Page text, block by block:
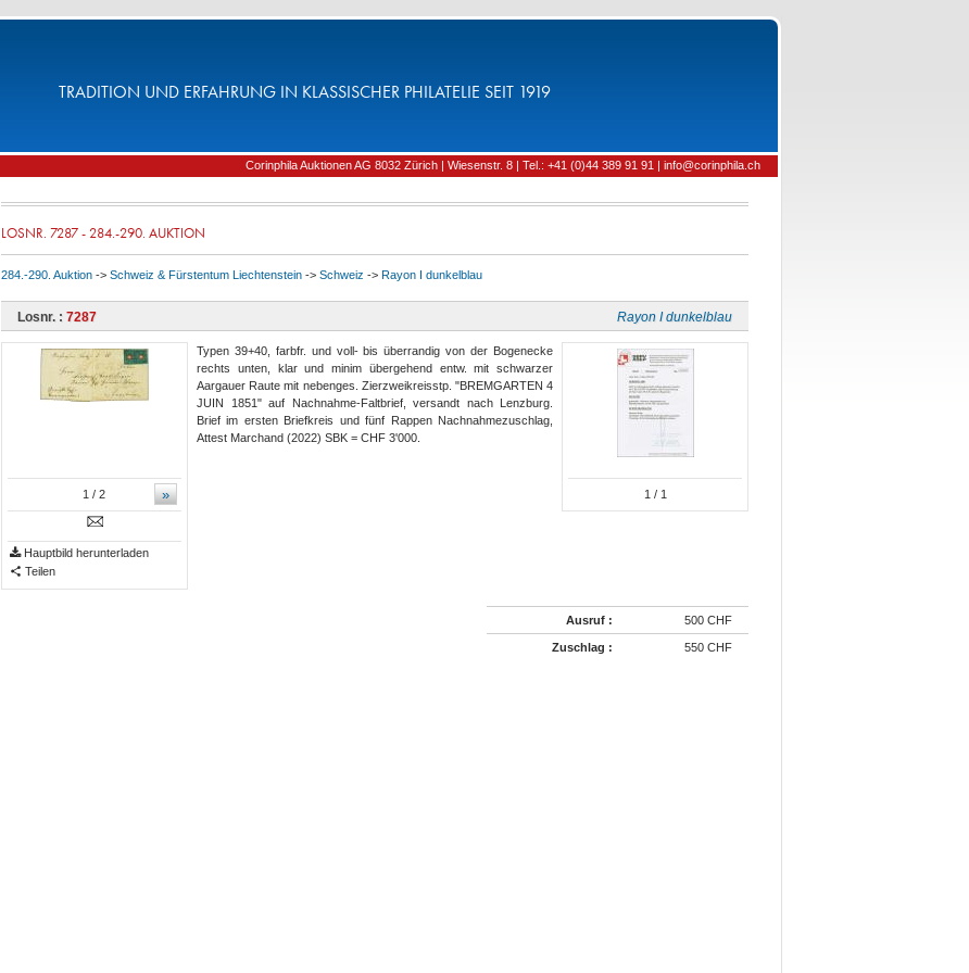
TRADITION UND ERFAHRUNG IN KLASSISCHER PHILATELIE SEIT 1919
Corinphila Auktionen AG 8032 Zürich | Wiesenstr. 8 | Tel.: +41 (0)44 389 91 91 | info@corinphila.ch
LOSNR. 7287 - 284.-290. AUKTION
284.-290. Auktion -> Schweiz & Fürstentum Liechtenstein -> Schweiz -> Rayon I dunkelblau
Losnr. : 7287 Rayon I dunkelblau
»
1 / 2
Hauptbild herunterladen
Teilen
1 / 1
Typen 39+40, farbfr. und voll- bis überrandig von der Bogenecke
rechts unten, klar und minim übergehend entw. mit schwarzer
Aargauer Raute mit nebenges. Zierzweikreisstp. "BREMGARTEN 4
JUIN 1851" auf Nachnahme-Faltbrief, versandt nach Lenzburg.
Brief im ersten Briefkreis und fünf Rappen Nachnahmezuschlag,
Attest Marchand (2022) SBK = CHF 3'000.
Ausruf : 500 CHF
Zuschlag : 550 CHF